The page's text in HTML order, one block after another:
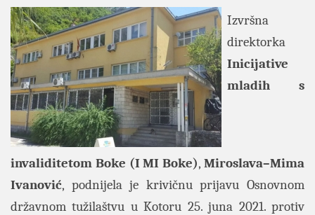
Izvršna
direktorka
Inicijative
mladih s
invaliditetom Boke (I MI Boke),Miroslava–Mima
Ivanović, podnijela je krivičnu prijavu Osnovnom
državnom tužilaštvu u Kotoru 25. juna 2021. protiv